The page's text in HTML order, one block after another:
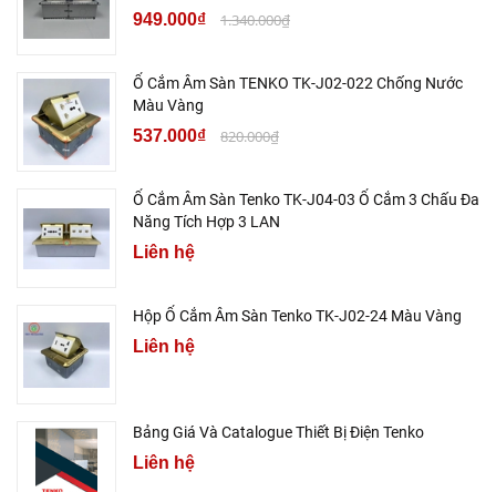
949.000₫ 1.340.000₫
Ổ Cắm Âm Sàn TENKO TK-J02-022 Chống Nước
Màu Vàng
537.000₫ 820.000₫
Ổ Cắm Âm Sàn Tenko TK-J04-03 Ổ Cắm 3 Chấu Đa
Năng Tích Hợp 3 LAN
Liên hệ
Hộp Ổ Cắm Âm Sàn Tenko TK-J02-24 Màu Vàng
Liên hệ
Bảng Giá Và Catalogue Thiết Bị Điện Tenko
Liên hệ